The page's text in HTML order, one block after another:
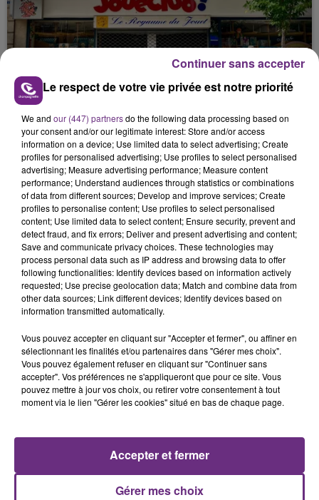
LE MAGASIN JOUÉCLUB DE REIMS FERME
SES PORTES
C'était l'une des institutions du centre-ville
rémois. Le magasin JouéClub est contraint de
fermer ses portes.
TITRES DIFFUSÉS
19h01
19h01
JENNIFER LOPEZ & DAVID GUETTA
Save Me Tonight
18h57
18h57
TEDDYBEAR
Chaussures Roses
18h54
18h54 18h48
18h48
Le respect de votre vie privée est notre priorité
We and our (447) partnersdo the following data processing based on
your consent and/or our legitimate interest: Store and/or access
information on a device; Use limited data to select advertising; Create
profiles for personalised advertising; Use profiles to select personalised
advertising; Measure advertising performance; Measure content
performance; Understand audiences through statistics or combinations
of data from different sources; Develop and improve services; Create
profiles to personalise content; Use profiles to select personalised
content; Use limited data to select content; Ensure security, prevent and
detect fraud, and fix errors; Deliver and present advertising and content;
Save and communicate privacy choices. These technologies may
process personal data such as IP address and browsing data to offer
following functionalities: Identify devices based on information actively
requested; Use precise geolocation data; Match and combine data from
other data sources; Link different devices; Identify devices based on
information transmitted automatically.
Vous pouvez accepter en cliquant sur "Accepter et fermer", ou affiner en
sélectionnant les finalités et/ou partenaires dans "Gérer mes choix".
Vous pouvez également refuser en cliquant sur "Continuer sans
accepter". Vos préférences ne s'appliqueront que pour ce site. Vous
pouvez mettre à jour vos choix, ou retirer votre consentement à tout
moment via le lien "Gérer les cookies" situé en bas de chaque page.
Gérer mes choix
Accepter et fermer
Continuer sans accepter